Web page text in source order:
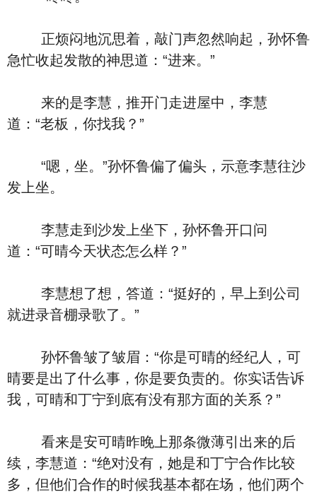
正烦闷地沉思着，敲门声忽然响起，孙怀鲁
急忙收起发散的神思道：“进来。”
来的是李慧，推开门走进屋中，李慧
道：“老板，你找我？”
“嗯，坐。”孙怀鲁偏了偏头，示意李慧往沙
发上坐。
李慧走到沙发上坐下，孙怀鲁开口问
道：“可晴今天状态怎么样？”
李慧想了想，答道：“挺好的，早上到公司
就进录音棚录歌了。”
孙怀鲁皱了皱眉：“你是可晴的经纪人，可
晴要是出了什么事，你是要负责的。你实话告诉
我，可晴和丁宁到底有没有那方面的关系？”
看来是安可晴昨晚上那条微薄引出来的后
续，李慧道：“绝对没有，她是和丁宁合作比较
多，但他们合作的时候我基本都在场，他们两个